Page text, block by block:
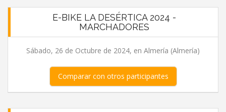
E-BIKE LA DESÉRTICA 2024 -
MARCHADORES
Sábado, 26 de Octubre de 2024, en Almería (Almería)
Comparar con otros participantes